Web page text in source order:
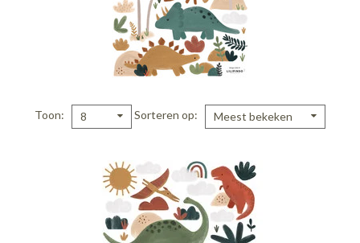
Toon 8 Sorteren op Meest bekeken